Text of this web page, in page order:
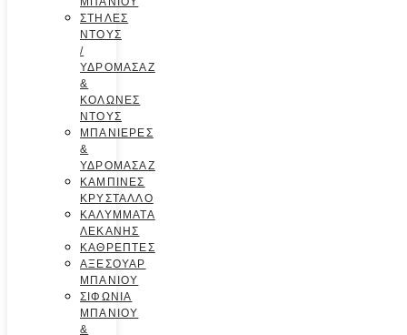
ΣΤΗΛΕΣ
ΝΤΟΥΣ
/
ΥΔΡΟΜΑΣΑΖ
&
ΚΟΛΩΝΕΣ
ΝΤΟΥΣ
ΜΠΑΝΙΕΡΕΣ
&
ΥΔΡΟΜΑΣΑΖ
ΚΑΜΠΙΝΕΣ
ΚΡΥΣΤΑΛΛΟ
ΚΑΛΥΜΜΑΤΑ
ΛΕΚΑΝΗΣ
ΚΑΘΡΕΠΤΕΣ
ΑΞΕΣΟΥΑΡ
ΜΠΑΝΙΟΥ
ΣΙΦΩΝΙΑ
ΜΠΑΝΙΟΥ
&